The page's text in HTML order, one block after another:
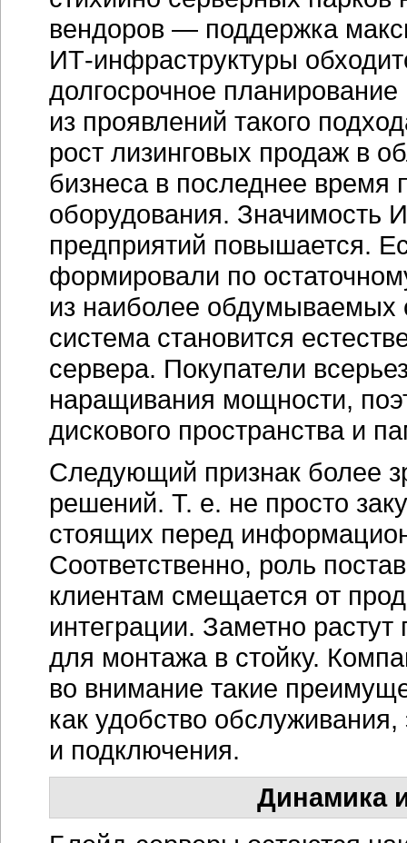
наращивания мощности,
дискового пространства и
Следующий признак более
решений. Т. е. не просто
стоящих перед
Соответственно, роль
клиентам смещается от
интеграции. Заметно
для монтажа в стойку.
во внимание такие
как удобство
и подключения.
Динамика
Блейд-серверыостаются
рынка. "Лезвия",
компьютеров "в одной
масштабируемых систем
Web-приложений.По данным
приходится почти 8 %
в Восточной Европе — 4,5
IDC, в России за 2005 год
(для сравнения, в 2004 г. —
аналитики прогнозируют
Динамика роста